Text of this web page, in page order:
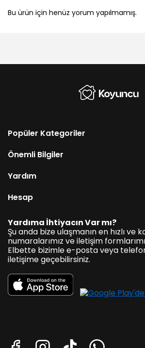
Bu ürün için henüz yorum yapılmamış.
Popüler Kategoriler
Önemli Bilgiler
Yardım
Hesap
Yardıma İhtiyacın Var mı?
Şu anda bize ulaşmanın en hızlı ve
numaralarımız ve iletişim
Elbette bizimle e-posta veya
iletişime geçebilirsiniz.